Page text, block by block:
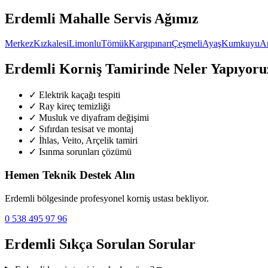
Erdemli Mahalle Servis Ağımız
MerkezKızkalesiLimonluTömükKargıpınarıÇeşmeliAyaşKumkuyu
Erdemli Korniş Tamirinde Neler
✓ Elektrik kaçağı tespiti
✓ Ray kireç temizliği
✓ Musluk ve diyafram değişimi
✓ Sıfırdan tesisat ve montaj
✓ İhlas, Veito, Arçelik tamiri
✓ Isınma sorunları çözümü
Hemen Teknik Destek Alın
Erdemli bölgesinde profesyonel korniş ustası bekliyor.
0 538 495 97 96
Erdemli Sıkça Sorulan Sorular